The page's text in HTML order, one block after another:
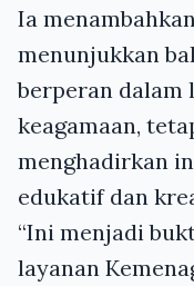
Ia
menunjukkan
berperan dalam
keagamaan,
menghadirkan
edukatif dan
“Ini menjadi
layanan